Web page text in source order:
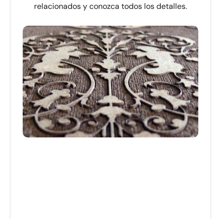
relacionados y conozca todos los detalles.